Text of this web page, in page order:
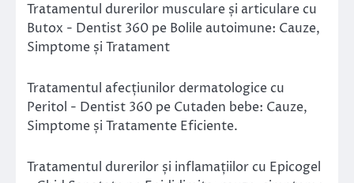
Tratamentul durerilor musculare și articulare cu
Butox - Dentist 360 pe Bolile autoimune: Cauze,
Simptome și Tratament
Tratamentul afecțiunilor dermatologice cu
Peritol - Dentist 360 pe Cutaden bebe: Cauze,
Simptome și Tratamente Eficiente.
Tratamentul durerilor și inflamațiilor cu Epicogel